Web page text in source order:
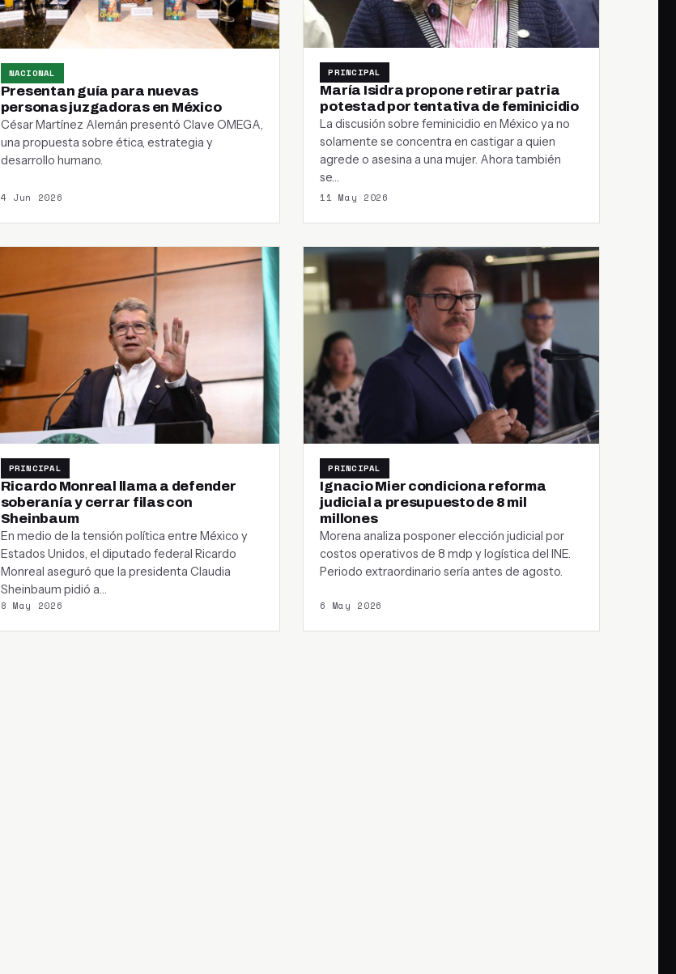
NACIONAL
Presentan guía para nuevas
personas juzgadoras en México
César Martínez Alemán presentó Clave OMEGA,
una propuesta sobre ética, estrategia y
desarrollo humano.
4 Jun 2026
PRINCIPAL
María Isidra propone retirar patria
potestad por tentativa de feminicidio
La discusión sobre feminicidio en México ya no
solamente se concentra en castigar a quien
agrede o asesina a una mujer. Ahora también
se…
11 May 2026
PRINCIPAL
Ricardo Monreal llama a defender
soberanía y cerrar filas con
Sheinbaum
En medio de la tensión política entre México y
Estados Unidos, el diputado federal Ricardo
Monreal aseguró que la presidenta Claudia
Sheinbaum pidió a…
8 May 2026
PRINCIPAL
Ignacio Mier condiciona reforma
judicial a presupuesto de 8 mil
millones
Morena analiza posponer elección judicial por
costos operativos de 8 mdp y logística del INE.
Periodo extraordinario sería antes de agosto.
6 May 2026